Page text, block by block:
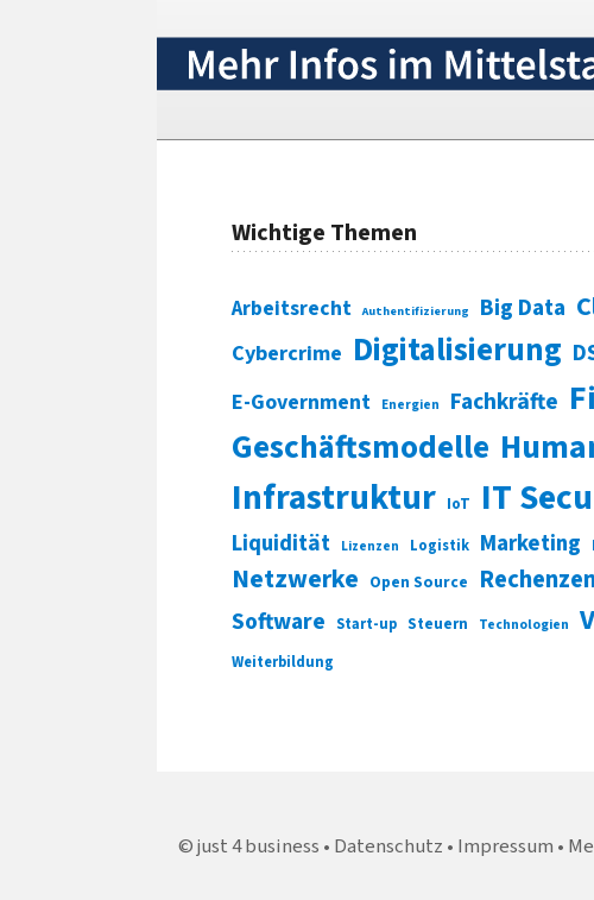
Wichtige Themen
Arbeitsrecht Authentifizierung Big Data
Cybercrime Digitalisierung
E-Government Energien Fachkräfte
Geschäftsmodelle
Infrastruktur IoT IT
Liquidität Lizenzen Logistik Marketing
Netzwerke Open Source
Software Start-up Steuern Technologien
Weiterbildung
just 4 business Datenschutz Impressum